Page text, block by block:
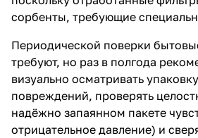
сорбенты, требующие
Периодической поверки
требуют, но раз в полгода
визуально осматривать
повреждений, проверять
надёжно запаянном пакете
отрицательное давление) и